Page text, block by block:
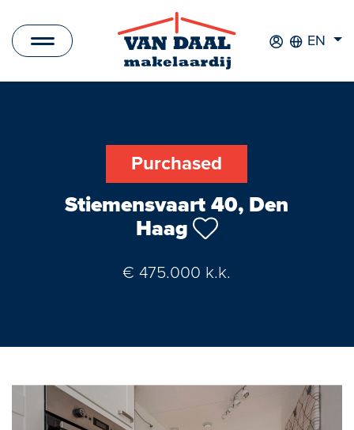
EN
Baerz & Co
Purchased
Stiemensvaart 40, Den
Haag
€ 475.000 k.k.